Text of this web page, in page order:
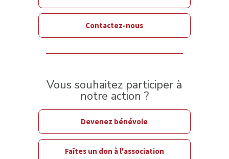
Contactez-nous
Vous souhaitez participer à
notre action ?
Devenez bénévole
Faîtes un don à l'association